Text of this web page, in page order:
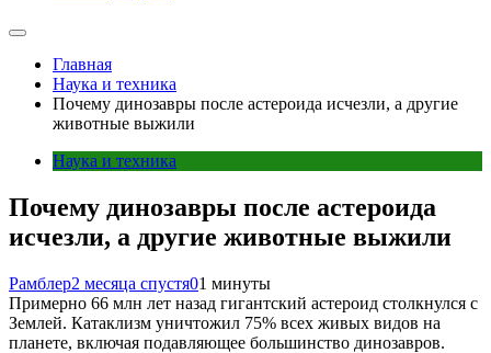
Главная
Наука и техника
Почему динозавры после астероида исчезли, а другие
животные выжили
Наука и техника
Почему динозавры после астероида
исчезли, а другие животные выжили
Рамблер2 месяца спустя01 минуты
Примерно 66 млн лет назад гигантский астероид столкнулся с
Землей. Катаклизм уничтожил 75% всех живых видов на
планете, включая подавляющее большинство динозавров.